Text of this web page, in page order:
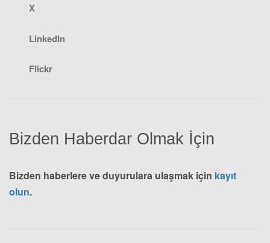
Bizden Haberdar Olmak İçin
Bizden haberlere ve duyurulara ulaşmak için kayıt
olun.
X
LinkedIn
Flickr